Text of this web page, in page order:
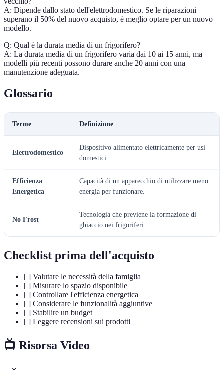
A: Dipende dallo stato dell'elettrodomestico. Se le riparazioni
superano il 50% del nuovo acquisto, è meglio optare per un nuovo
modello.
Q: Qual è la durata media di un frigorifero?
A: La durata media di un frigorifero varia dai 10 ai 15 anni, ma
modelli più recenti possono durare anche 20 anni con una
manutenzione adeguata.
Glossario
Terme Definizione
Elettrodomestico
Dispositivo alimentato elettricamente per usi
domestici.
Efficienza
Energetica
Capacità di un apparecchio di utilizzare meno
energia per funzionare.
No Frost
Tecnologia che previene la formazione di
ghiaccio nei frigoriferi.
Checklist prima dell'acquisto
[ ] Valutare le necessità della famiglia
[ ] Misurare lo spazio disponibile
[ ] Controllare l'efficienza energetica
[ ] Considerare le funzionalità aggiuntive
[ ] Stabilire un budget
[ ] Leggere recensioni sui prodotti
📺 Risorsa Video